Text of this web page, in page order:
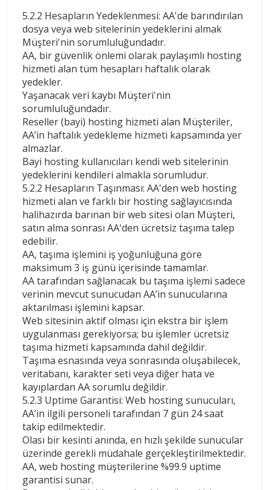
5.2.2 Hesapların Yedeklenmesi: AA'de barındırılan
dosya veya web sitelerinin yedeklerini almak
Müşteri'nin sorumluluğundadır.
AA, bir güvenlik önlemi olarak paylaşımlı hosting
hizmeti alan tüm hesapları haftalık olarak
yedekler.
Yaşanacak veri kaybı Müşteri'nin
sorumluluğundadır.
Reseller (bayi) hosting hizmeti alan Müşteriler,
AA’in haftalık yedekleme hizmeti kapsamında yer
almazlar.
Bayi hosting kullanıcıları kendi web sitelerinin
yedeklerini kendileri almakla sorumludur.
5.2.2 Hesapların Taşınması: AA'den web hosting
hizmeti alan ve farklı bir hosting sağlayıcısında
halihazırda barınan bir web sitesi olan Müşteri,
satın alma sonrası AA'den ücretsiz taşıma talep
edebilir.
AA, taşıma işlemini iş yoğunluğuna göre
maksimum 3 iş günü içerisinde tamamlar.
AA tarafından sağlanacak bu taşıma işlemi sadece
verinin mevcut sunucudan AA’in sunucularına
aktarılması işlemini kapsar.
Web sitesinin aktif olması için ekstra bir işlem
uygulanması gerekiyorsa; bu işlemler ücretsiz
taşıma hizmeti kapsamında dahil değildir.
Taşıma esnasında veya sonrasında oluşabilecek,
veritabanı, karakter seti veya diğer hata ve
kayıplardan AA sorumlu değildir.
5.2.3 Uptime Garantisi: Web hosting sunucuları,
AA’in ilgili personeli tarafından 7 gün 24 saat
takip edilmektedir.
Olası bir kesinti anında, en hızlı şekilde sunucular
üzerinde gerekli müdahale gerçekleştirilmektedir.
AA, web hosting müşterilerine %99.9 uptime
garantisi sunar.